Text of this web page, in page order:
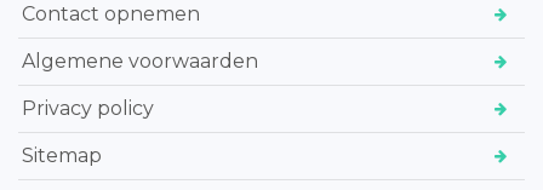
Contact opnemen
Algemene voorwaarden
Privacy policy
Sitemap